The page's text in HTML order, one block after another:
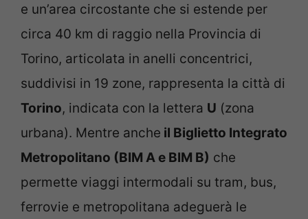
e un’area circostante che si estende per
circa 40 km di raggio nella Provincia di
Torino, articolata in anelli concentrici,
suddivisi in 19 zone, rappresenta la città di
Torino, indicata con la lettera U (zona
urbana). Mentre anche il Biglietto Integrato
Metropolitano (BIM A e BIM B) che
permette viaggi intermodali su tram, bus,
ferrovie e metropolitana adeguerà le